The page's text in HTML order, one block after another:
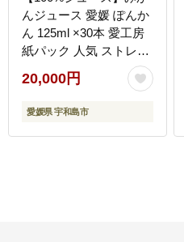
んジュース 愛媛 ぽんか
ん 125ml ×30本 愛工房
紙パック 人気 ストレー
ト 蜜柑 mikan ポンカン
柑橘 国産 愛媛 宇和島
H020-034008
20,000円
愛媛県 宇和島市